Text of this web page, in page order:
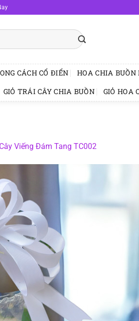
CÁCH CỔ ĐIỂN HOA CHIA BUỒN
GIỎ TRÁI CÂY CHIA BUỒN GIỎ HOA
Viếng Đám Tang TC002